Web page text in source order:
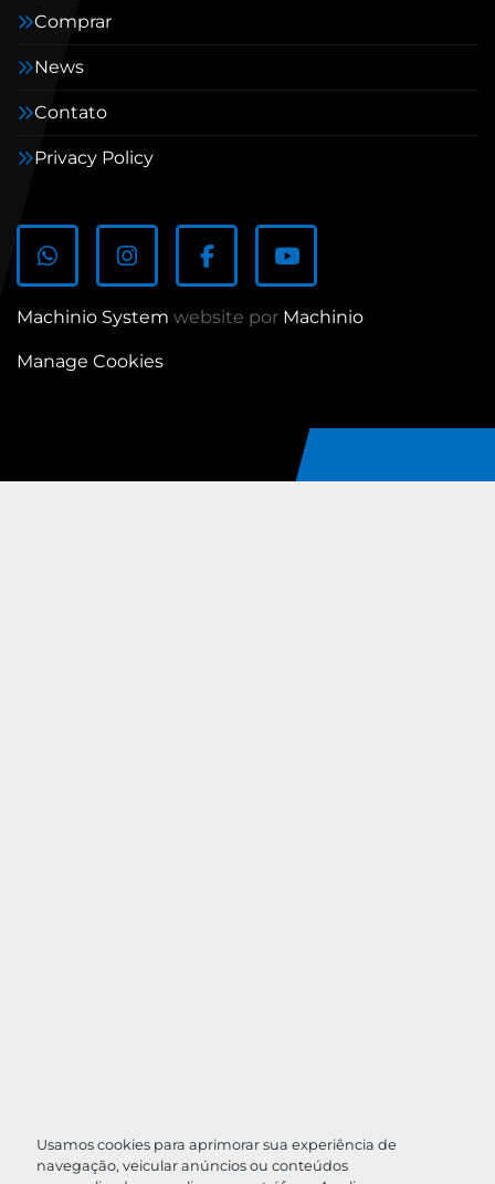
Usamos cookies para aprimorar sua experiência de
navegação, veicular anúncios ou conteúdos
Comprar
News
Contato
Privacy Policy
whatsappinstagramfacebookyoutube
Machinio System website por Machinio
Manage Cookies